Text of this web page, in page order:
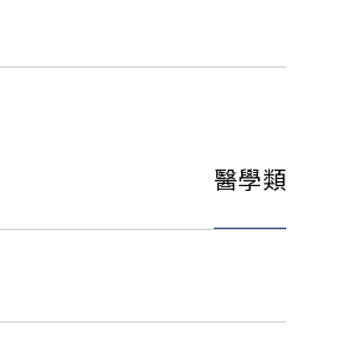
醫學類